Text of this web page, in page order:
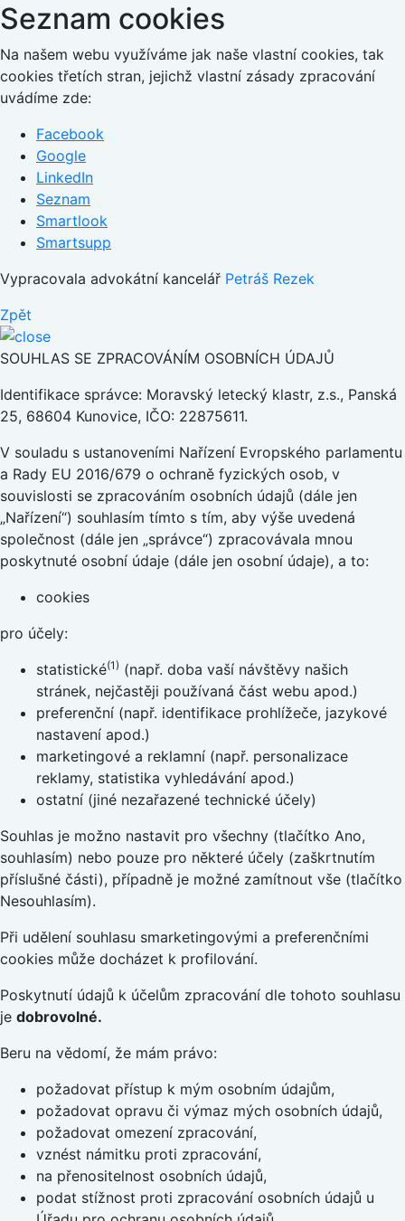
Seznam cookies
Na našem webu využíváme jak naše vlastní cookies, tak
cookies třetích stran, jejichž vlastní zásady zpracování
uvádíme zde:
Facebook
Google
LinkedIn
Seznam
Smartlook
Smartsupp
Vypracovala advokátní kancelář Petráš Rezek
Zpět
SOUHLAS SE ZPRACOVÁNÍM OSOBNÍCH ÚDAJŮ
Identifikace správce: Moravský letecký klastr, z.s., Panská
25, 68604 Kunovice, IČO: 22875611.
V souladu s ustanoveními Nařízení Evropského parlamentu
a Rady EU 2016/679 o ochraně fyzických osob, v
souvislosti se zpracováním osobních údajů (dále jen
„Nařízení“) souhlasím tímto s tím, aby výše uvedená
společnost (dále jen „správce“) zpracovávala mnou
poskytnuté osobní údaje (dále jen osobní údaje), a to:
cookies
pro účely:
statistické(1) (např. doba vaší návštěvy našich
stránek, nejčastěji používaná část webu apod.)
preferenční (např. identifikace prohlížeče, jazykové
nastavení apod.)
marketingové a reklamní (např. personalizace
reklamy, statistika vyhledávání apod.)
ostatní (jiné nezařazené technické účely)
Souhlas je možno nastavit pro všechny (tlačítko Ano,
souhlasím) nebo pouze pro některé účely (zaškrtnutím
příslušné části), případně je možné zamítnout vše (tlačítko
Nesouhlasím).
Při udělení souhlasu smarketingovými a preferenčními
cookies může docházet k profilování.
Poskytnutí údajů k účelům zpracování dle tohoto souhlasu
je dobrovolné.
Beru na vědomí, že mám právo:
požadovat přístup k mým osobním údajům,
požadovat opravu či výmaz mých osobních údajů,
požadovat omezení zpracování,
vznést námitku proti zpracování,
na přenositelnost osobních údajů,
podat stížnost proti zpracování osobních údajů u